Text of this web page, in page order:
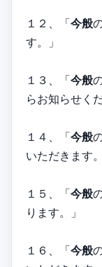
１２、「今般
す。」
１３、「今般
らお知らせく
１４、「今般
いただきます。
１５、「今般
ります。」
１６、「今般